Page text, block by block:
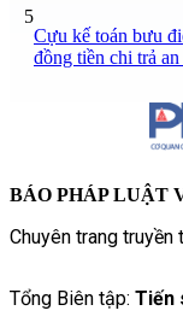
5
Cựu kế toán bưu
đồng tiền chi trả an
BÁO PHÁP LUẬT
Chuyên trang
Tổng Biên tập: Tiến